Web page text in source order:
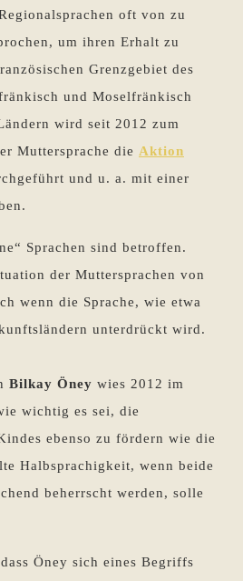
oft von zu
um ihren Erhalt zu
Grenzgebiet des
und Moselfränkisch
wird seit 2012 zum
Muttersprache die Aktion
und u. a. mit einer
Sprachen sind betroffen.
der Muttersprachen von
wenn die Sprache, wie etwa
unterdrückt wird.
Bilkay Öney wies 2012 im
wichtig es sei, die
ebenso zu fördern wie die
Halbsprachigkeit, wenn beide
beherrscht werden, solle
Öney sich eines Begriffs